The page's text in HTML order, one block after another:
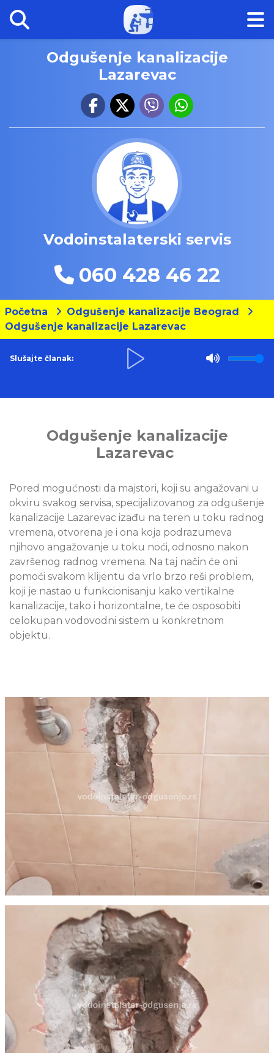
Odgušenje kanalizacije
Lazarevac
Vodoinstalaterski servis
060 428 46 22
Početna
Odgušenje kanalizacije Beograd
Odgušenje kanalizacije Lazarevac
Slušajte članak:
Odgušenje kanalizacije
Lazarevac
Pored mogućnosti da majstori, koji su angažovani u
okviru svakog servisa, specijalizovanog za odgušenje
kanalizacije Lazarevac izađu na teren u toku radnog
vremena, otvorena je i ona koja podrazumeva
njihovo angažovanje u toku noći, odnosno nakon
završenog radnog vremena. Na taj način će oni
pomoći svakom klijentu da vrlo brzo reši problem,
koji je nastao u funkcionisanju kako vertikalne
kanalizacije, tako i horizontalne, te će osposobiti
celokupan vodovodni sistem u konkretnom
objektu.